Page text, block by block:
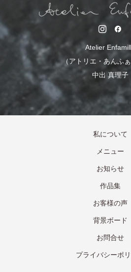
Atelier
（アトリエ・あんふぁ
中出 真理子
私について
メニュー
お知らせ
作品集
お客様の声
背景ボード
お問合せ
プライバシーポ